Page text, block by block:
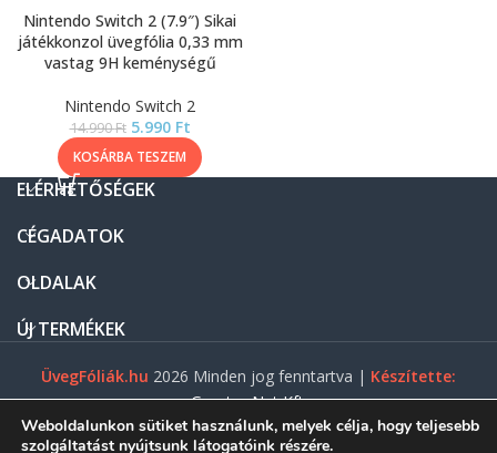
Nintendo Switch 2 (7.9″) Sikai
játékkonzol üvegfólia 0,33 mm
vastag 9H keménységű
Nintendo Switch 2
14.990Ft 5.990 Ft
KOSÁRBA TESZEM
ELÉRHETŐSÉGEK
CÉGADATOK
OLDALAK
ÚJ TERMÉKEK
ÜvegFóliák.hu 2026 Minden jog fenntartva | Készítette:
Gasztro Net Kft.
Weboldalunkon sütiket használunk, melyek célja, hogy teljesebb
szolgáltatást nyújtsunk látogatóink részére.